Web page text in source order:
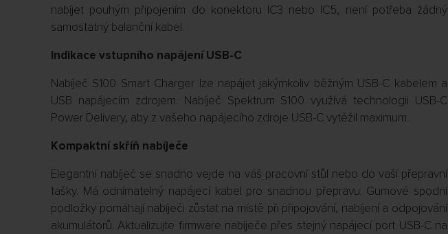
nabíjet pouhým připojením do konektoru IC3 nebo IC5, není potřeba žádný
samostatný balanční kabel.
Indikace vstupního napájení USB-C
Nabíječ S100 Smart Charger lze napájet jakýmkoliv běžným USB-C kabelem a
USB napájecím zdrojem. Nabíječ Spektrum S100 využívá technologii USB-C
Power Delivery, aby z vašeho napájecího zdroje USB-C vytěžil maximum.
Kompaktní skříň nabíječe
Elegantní nabíječ se snadno vejde na váš pracovní stůl nebo do vaší přepravní
tašky. Má odnímatelný napájecí kabel pro snadnou přepravu. Gumové spodní
podložky pomáhají nabíječi zůstat na místě při připojování, nabíjení a odpojování
akumulátorů. Aktualizujte firmware nabíječe přes stejný napájecí port USB-C na